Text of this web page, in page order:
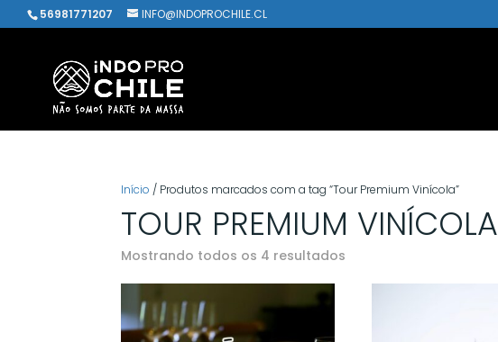
56981771207 INFO@INDOPROCHILE.CL
Início / Produtos marcados com a tag “Tour Premium Vinícola”
TOUR PREMIUM VINÍCOLA
Mostrando todos os 4 resultados
popularidade